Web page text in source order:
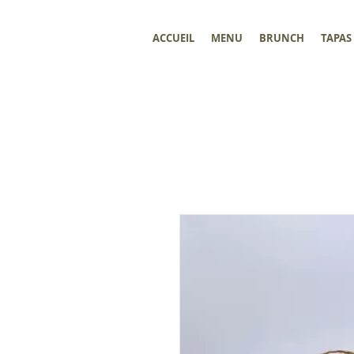
ACCUEIL MENU BRUNCH TAPAS